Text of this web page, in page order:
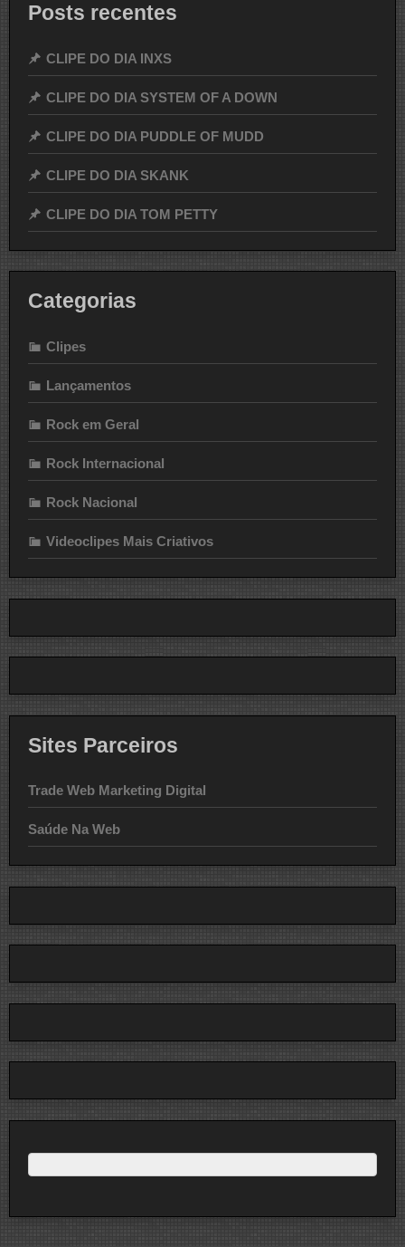
Posts recentes
CLIPE DO DIA INXS
CLIPE DO DIA SYSTEM OF A DOWN
CLIPE DO DIA PUDDLE OF MUDD
CLIPE DO DIA SKANK
CLIPE DO DIA TOM PETTY
Categorias
Clipes
Lançamentos
Rock em Geral
Rock Internacional
Rock Nacional
Videoclipes Mais Criativos
Sites Parceiros
Trade Web Marketing Digital
Saúde Na Web